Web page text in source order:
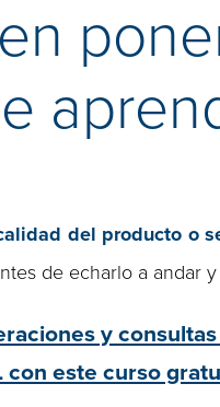
del producto o
de echarlo a andar
y
con este curso